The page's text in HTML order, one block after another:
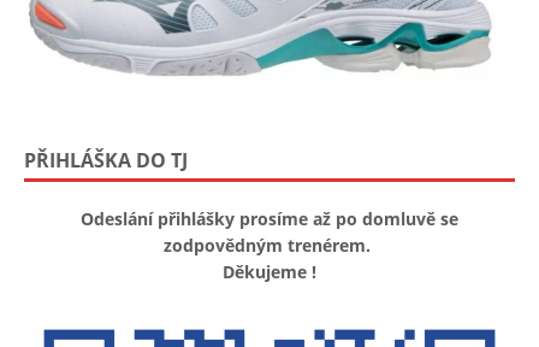
PŘIHLÁŠKA DO TJ
Odeslání přihlášky prosíme až po domluvě se
zodpovědným trenérem.
Děkujeme !